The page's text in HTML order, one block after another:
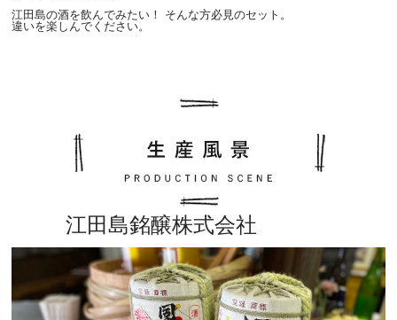
江田島の酒を飲んでみたい！ そんな方必見のセット。
違いを楽しんでください。
江田島銘醸株式会社